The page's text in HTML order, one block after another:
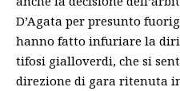
D’Agata per presunto
hanno fatto infuriare la
tifosi gialloverdi, che si
direzione di gara ritenuta